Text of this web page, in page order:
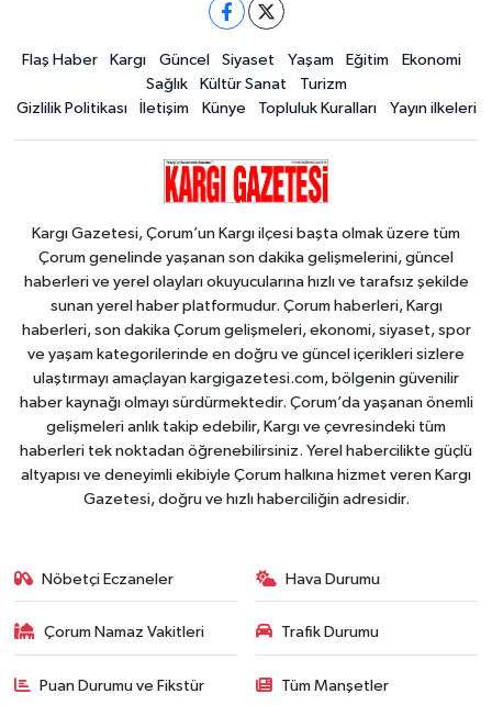
Flaş Haber Kargı Güncel Siyaset Yaşam Eğitim
Ekonomi
Sağlık
Kültür Sanat
Turizm
Gizlilik Politikası
İletişim Künye Topluluk Kuralları Yayın ilkeleri
Kargı Gazetesi, Çorum’un Kargı ilçesi başta olmak üzere tüm
Çorum genelinde yaşanan son dakika gelişmelerini, güncel
haberleri ve yerel olayları okuyucularına hızlı ve tarafsız şekilde
sunan yerel haber platformudur. Çorum haberleri, Kargı
haberleri, son dakika Çorum gelişmeleri, ekonomi, siyaset, spor
ve yaşam kategorilerinde en doğru ve güncel içerikleri sizlere
ulaştırmayı amaçlayan kargigazetesi.com, bölgenin güvenilir
haber kaynağı olmayı sürdürmektedir. Çorum’da yaşanan önemli
gelişmeleri anlık takip edebilir, Kargı ve çevresindeki tüm
haberleri tek noktadan öğrenebilirsiniz. Yerel habercilikte güçlü
altyapısı ve deneyimli ekibiyle Çorum halkına hizmet veren Kargı
Gazetesi, doğru ve hızlı haberciliğin adresidir.
Nöbetçi Eczaneler Hava Durumu
Çorum Namaz Vakitleri Trafik Durumu
Puan Durumu ve Fikstür Tüm Manşetler